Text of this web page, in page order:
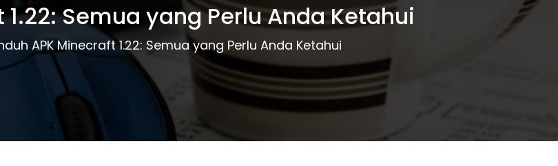
Semua yang Perlu Anda Ketahui
APK Minecraft 1.22: Semua yang Perlu Anda Ketahui